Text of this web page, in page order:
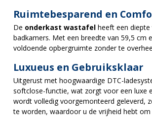
Ruimtebesparend en
De onderkast wastafel heeft een
badkamers. Met een breedte van 59,5 cm
voldoende opbergruimte zonder te
Luxueus en Gebruiksklaar
Uitgerust met hoogwaardige DTC-
softclose-functie, wat zorgt voor een luxe
wordt volledig voorgemonteerd geleverd,
te worden, waardoor u de vrijheid hebt